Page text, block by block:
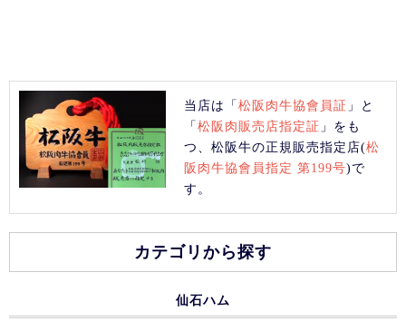
当店は「松阪肉牛協會員証 」と
「松阪肉販売店指定証 」をも
つ、松阪牛の正規販売指定店(松
阪肉牛協會員指定 第199号)で
す。
カテゴリから探す
仙石ハム